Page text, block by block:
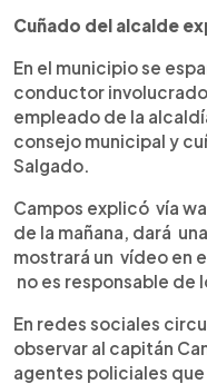
Cuñado del alcalde
En el municipio se
conductor
empleado de la
consejo municipal y
Salgado.
Campos explicó vía
de la mañana, dará
mostrará un vídeo en
no es responsable de
En redes sociales
observar al capitán
agentes policiales